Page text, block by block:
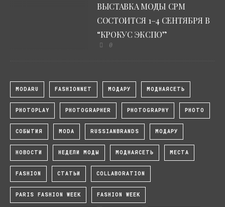
ВЫСТАВКА МОДЫ CPM
СОСТОИТСЯ 1–4 СЕНТЯБРЯ В
“КРОКУС ЭКСПО”
0
MODARU FASHIONNET МОДАРУ МОДНАЯСЕТЬ
PHOTOPLAY PHOTOGRAPHER PHOTOGRAPHY PHOTO
СОБЫТИЯ MODA RUSSIANBRANDS МОДАРУ
НОВОСТИ НЕДЕЛИ МОДЫ МОДНАЯСЕТЬ МЕСТА
FASHION СТАТЬИ COLLABORATION
PARIS FASHION WEEK FASHION WEEK